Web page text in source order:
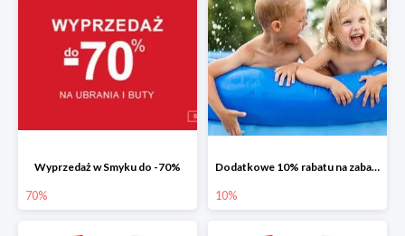
Wyprzedaż w Smyku do -70%
70%
Dodatkowe 10% rabatu na zabawki ogrodowe i baseny
10%